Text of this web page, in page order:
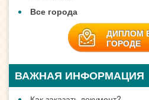
Все города
ДИПЛОМ
ГОРОДЕ
ВАЖНАЯ ИНФОРМАЦИЯ